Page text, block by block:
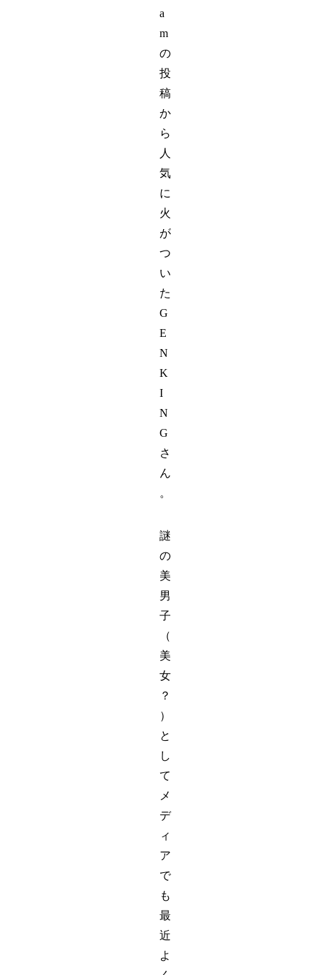
a
m
の
投
稿
か
ら
人
気
に
火
が
つ
い
た
G
E
N
K
I
N
G
さ
ん
。
謎
の
美
男
子
（
美
女
？
）
と
し
て
メ
デ
ィ
ア
で
も
最
近
よ